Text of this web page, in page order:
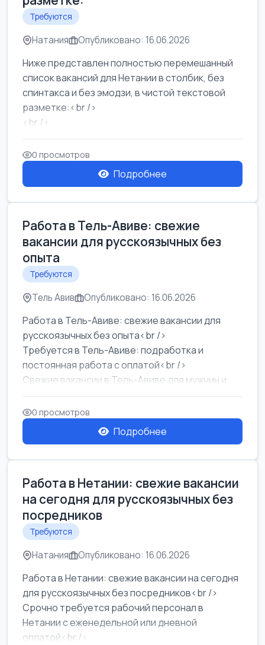
Требуются
Натания Опубликовано: 16.06.2026
Ниже представлен полностью перемешанный
список вакансий для Нетании в столбик, без
спинтакса и без эмодзи, в чистой текстовой
разметке:<br />
<br />
Работа в Нетании на мебельном производстве:
требу...
0 просмотров
Подробнее
Работа в Тель-Авиве: свежие
вакансии для русскоязычных без
опыта
Требуются
Тель Авив Опубликовано: 16.06.2026
Работа в Тель-Авиве: свежие вакансии для
русскоязычных без опыта<br />
Требуется в Тель-Авиве: подработка и
постоянная работа с оплатой<br />
Свежие вакансии в Тель-Авиве для мужчин и
женщин от хозя...
0 просмотров
Подробнее
Работа в Нетании: свежие вакансии
на сегодня для русскоязычных без
посредников
Требуются
Натания Опубликовано: 16.06.2026
Работа в Нетании: свежие вакансии на сегодня
для русскоязычных без посредников<br />
Срочно требуется рабочий персонал в
Нетании с еженедельной или дневной
оплатой<br />